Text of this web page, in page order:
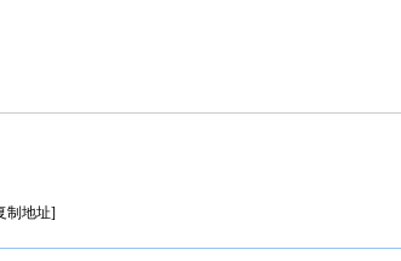
制地址]